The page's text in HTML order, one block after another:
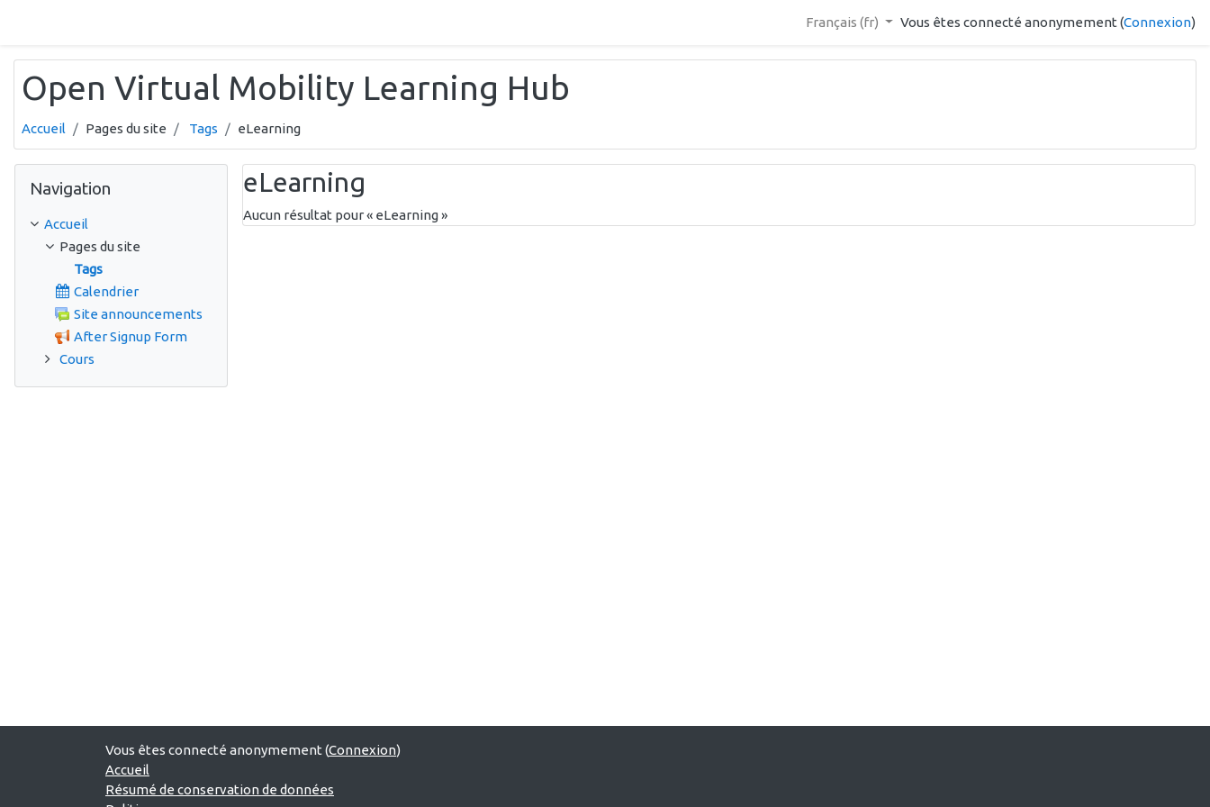
Français ‎(fr)‎
Vous êtes connecté anonymement (Connexion)
Open Virtual Mobility Learning Hub
Accueil Pages du site Tags eLearning
eLearning
Aucun résultat pour « eLearning »
Navigation
Accueil
Pages du site
Tags
Calendrier
Site announcements
After Signup Form
Cours
Vous êtes connecté anonymement (Connexion)
Accueil
Résumé de conservation de données